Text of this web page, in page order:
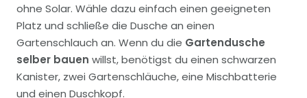
ohne Solar. Wähle dazu einfach einen geeigneten
Platz und schließe die Dusche an einen
Gartenschlauch an. Wenn du die Gartendusche
selber bauen willst, benötigst du einen schwarzen
Kanister, zwei Gartenschläuche, eine Mischbatterie
und einen Duschkopf.